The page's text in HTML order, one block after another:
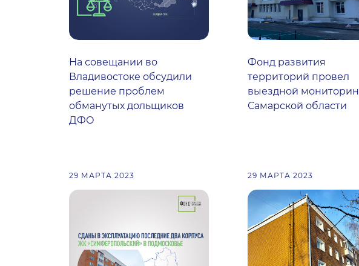
На совещании во
Владивостоке обсудили
решение проблем
обманутых дольщиков
ДФО
Фонд развития
территорий провел
выездной
Самарской области
29 МАРТА 2023 29 МАРТА 2023